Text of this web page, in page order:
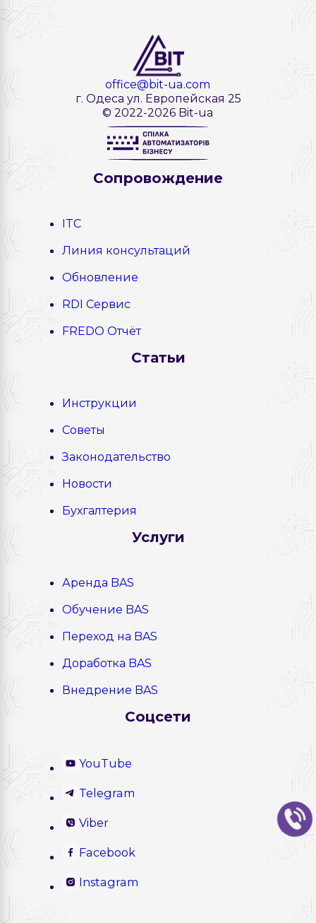
office@bit-ua.com
г. Одеса ул. Европейская 25
© 2022-2026 Bit-ua
Сопровождение
ITC
Линия консультаций
Обновление
RDI Сервис
FREDO Отчёт
Статьи
Инструкции
Советы
Законодательство
Новости
Бухгалтерия
Услуги
Аренда BAS
Обучение BAS
Переход на BAS
Доработка BAS
Внедрение BAS
Соцсети
YouTube
Telegram
Viber
Facebook
Instagram